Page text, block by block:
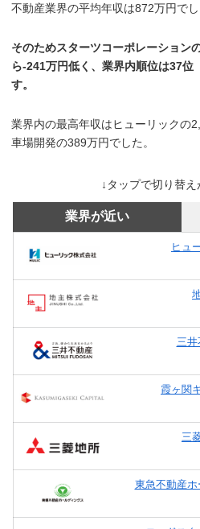
不動産業界の平均年収は872万円でし
そのためスターツコーポレーション
ら-241万円低く、業界内順位は37位
す。
業界内の最高年収はヒューリックの
車場開発の389万円でした。
↓タップで切り替え
業界が近い
ヒュ
三
霞ヶ関
三
東急不動産